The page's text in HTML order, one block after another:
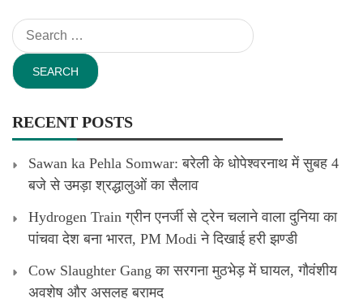
Search
for:
RECENT POSTS
Sawan ka Pehla Somwar: बरेली के धोपेश्वरनाथ में सुबह 4
बजे से उमड़ा श्रद्धालुओं का सैलाव
Hydrogen Train ग्रीन एनर्जी से ट्रेन चलाने वाला दुनिया का
पांचवा देश बना भारत, PM Modi ने दिखाई हरी झण्डी
Cow Slaughter Gang का सरगना मुठभेड़ में घायल, गौवंशीय
अवशेष और असलह बरामद